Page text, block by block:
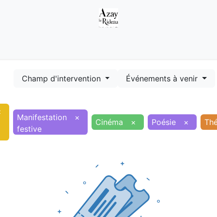
Champ d'intervention Événements à venir
Manifestation
festive
× Cinéma × Poésie ×